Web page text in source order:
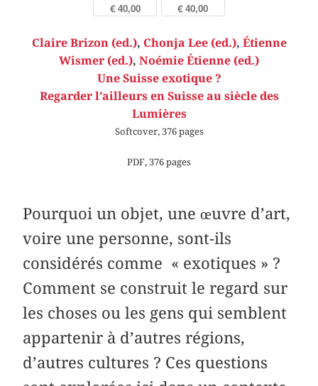
€ 40,00 € 40,00
Claire Brizon (ed.), Chonja Lee (ed.), Étienne
Wismer (ed.), Noémie Étienne (ed.)
Une Suisse exotique ?
Regarder l’ailleurs en Suisse au siècle des
Lumières
Softcover, 376 pages
PDF, 376 pages
Pourquoi un objet, une œuvre d’art,
voire une personne, sont-ils
considérés comme « exotiques » ?
Comment se construit le regard sur
les choses ou les gens qui semblent
appartenir à d’autres régions,
d’autres cultures ? Ces questions